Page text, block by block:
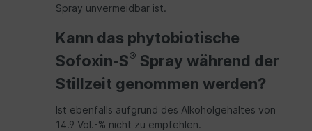
Spray unvermeidbar ist.
Kann das phytobiotische
Sofoxin-S® Spray während der
Stillzeit genommen werden?
Ist ebenfalls aufgrund des Alkoholgehaltes von
14.9 Vol.-% nicht zu empfehlen.